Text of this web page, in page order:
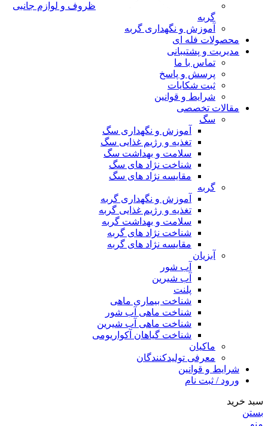
ظروف و لوازم جانبی
گربه
آموزش و نگهداری گربه
محصولات فله ای
مدیریت و پشتیبانی
تماس با ما
پرسش و پاسخ
ثبت شکایات
شرایط و قوانین
مقالات تخصصی
سگ
آموزش و نگهداری سگ
تغذیه و رژیم غذایی سگ
سلامت و بهداشت سگ
شناخت نژاد های سگ
مقایسه نژاد های سگ
گربه
آموزش و نگهداری گربه
تغذیه و رژیم غذایی گربه
سلامت و بهداشت گربه
شناخت نژاد های گربه
مقایسه نژاد های گربه
آبزیان
آب شور
آب شیرین
پلنت
شناخت بیماری ماهی
شناخت ماهی آب شور
شناخت ماهی آب شیرین
شناخت گیاهان آکواریومی
ماکیان
معرفی تولیدکنندگان
شرایط و قوانین
ورود / ثبت نام
سبد خرید
بستن